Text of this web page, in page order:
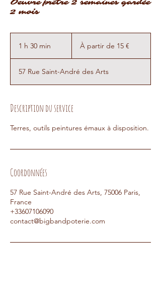
Oeuvre prêtre 2 semaines gardée
2 mois
1 h 30 min
m
i
partir
euros
À partir de 15 €
57 Rue Saint-André des Arts
Description du service
Terres, outils peintures émaux à disposition.
Coordonnées
57 Rue Saint-André des Arts, 75006 Paris,
France
+33607106090
contact@bigbandpoterie.com